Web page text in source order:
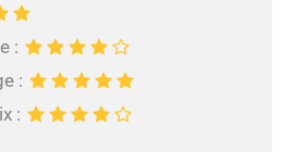
:
:
: